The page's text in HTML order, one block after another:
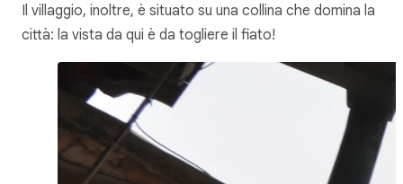
Il villaggio, inoltre, è situato su una collina che domina la
città: la vista da qui è da togliere il fiato!